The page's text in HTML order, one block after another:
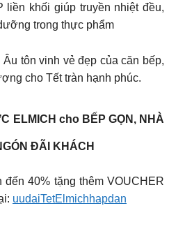
liền khối giúp truyền nhiệt đều,
trong thực phẩm
tôn vinh vẻ đẹp của căn bếp,
cho Tết tràn hạnh phúc.
ELMICH cho BẾP GỌN, NHÀ
ĐÃI KHÁCH
40% tặng thêm VOUCHER
uudaiTetElmichhapdan